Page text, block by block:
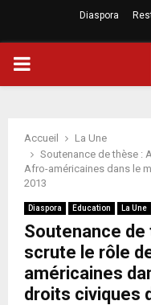
Diaspora
PRIMARY
Accueil
La Une
Soutenance de thèse :
Afro-américaines dans le
2013
Diaspora Education La Une
Soutenance de
scrute le rôle
américaines
droits civiques